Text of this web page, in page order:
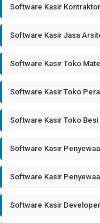
Software Kasir
Software Kasir Jasa
Software Kasir Toko
Software Kasir Toko
Software Kasir Toko Besi
Software Kasir
Software Kasir
Software Kasir